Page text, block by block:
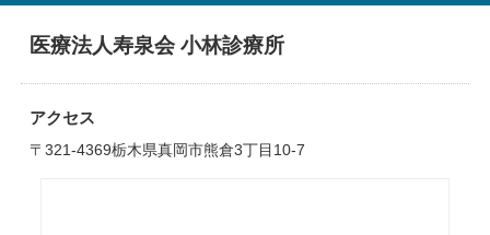
医療法人寿泉会 小林診療所
アクセス
〒321-4369栃木県真岡市熊倉3丁目10-7